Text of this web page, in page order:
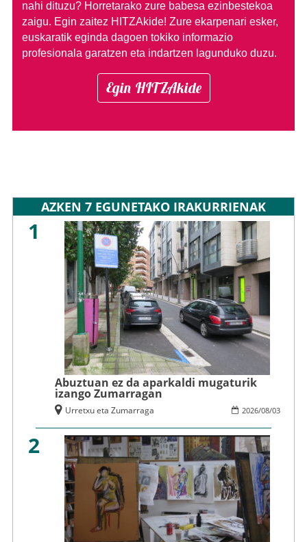
nahi dituzu? Horretarako zure babesa ezinbestekoa
zaigu. Egin zaitez HITZAkide! Zure ekarpenari esker,
euskaratik eginda dagoen tokiko informazio
profesionala garatzen eta indartzen lagunduko duzu.
Egin HITZAkide
AZKEN 7 EGUNETAKO IRAKURRIENAK
1
Abuztuan ez da aparkaldi mugaturik
izango Zumarragan
2026/08/03
Urretxu eta Zumarraga
2